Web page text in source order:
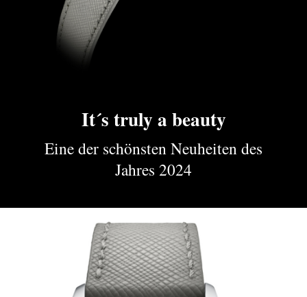
It´s truly a beauty
Eine der schönsten Neuheiten des
Jahres 2024